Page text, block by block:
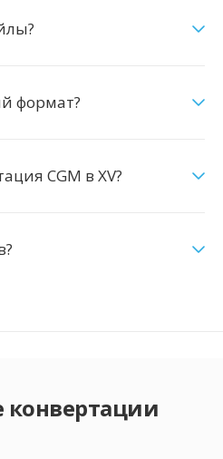
формат?
CGM в XV?
конвертации